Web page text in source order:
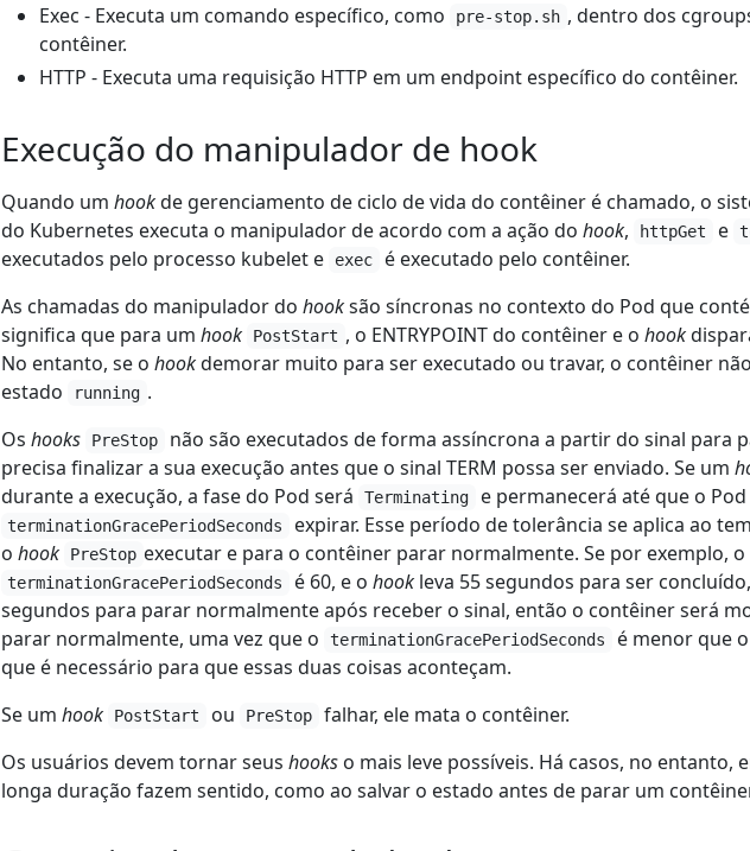
Exec - Executa um comando específico, como
pre-stop.sh , dentro dos
contêiner.
HTTP - Executa uma requisição HTTP em um endpoint específico do contêiner.
Execução do manipulador de hook
Quando um hookde gerenciamento de ciclo de vida do contêiner é chamado, o
do Kubernetes executa o manipulador de acordo com a ação do hook, httpGet e
executados pelo processo kubelet e
exec
é executado pelo contêiner.
As chamadas do manipulador do hooksão síncronas no contexto do Pod que
significa que para um hook PostStart , o ENTRYPOINT do contêiner e o hook
No entanto, se o hookdemorar muito para ser executado ou travar, o contêiner
estado
running .
Os hooks PreStop não são executados de forma assíncrona a partir do sinal para
precisa finalizar a sua execução antes que o sinal TERM possa ser enviado. Se um
durante a execução, a fase do Pod será
Terminating e permanecerá até que o
terminationGracePeriodSeconds
expirar. Esse período de tolerância se aplica ao
o hook PreStop executar e para o contêiner parar normalmente. Se por exemplo, o
terminationGracePeriodSeconds é 60, e o hookleva 55 segundos para ser
segundos para parar normalmente após receber o sinal, então o contêiner será
parar normalmente, uma vez que o
terminationGracePeriodSeconds
é menor que
que é necessário para que essas duas coisas aconteçam.
Se um hook PostStart ou PreStop
falhar, ele mata o contêiner.
Os usuários devem tornar seus hooks o mais leve possíveis. Há casos, no entanto,
longa duração fazem sentido, como ao salvar o estado antes de parar um